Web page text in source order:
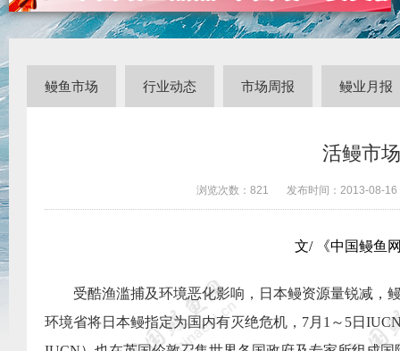
鳗鱼市场 行业动态 市场周报 鳗业月报
活鳗市
浏览次数： 821 发布时间： 2013-08-16
文/ 《中国鳗鱼
受酷渔滥捕及环境恶化影响，日本鳗资源量锐减，
环境省将日本鳗指定为国内有灭绝危机， 7月 1 ～ 5日